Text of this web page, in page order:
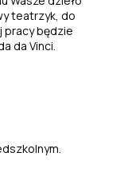
teatrzyk, do
pracy będzie
da Vinci.